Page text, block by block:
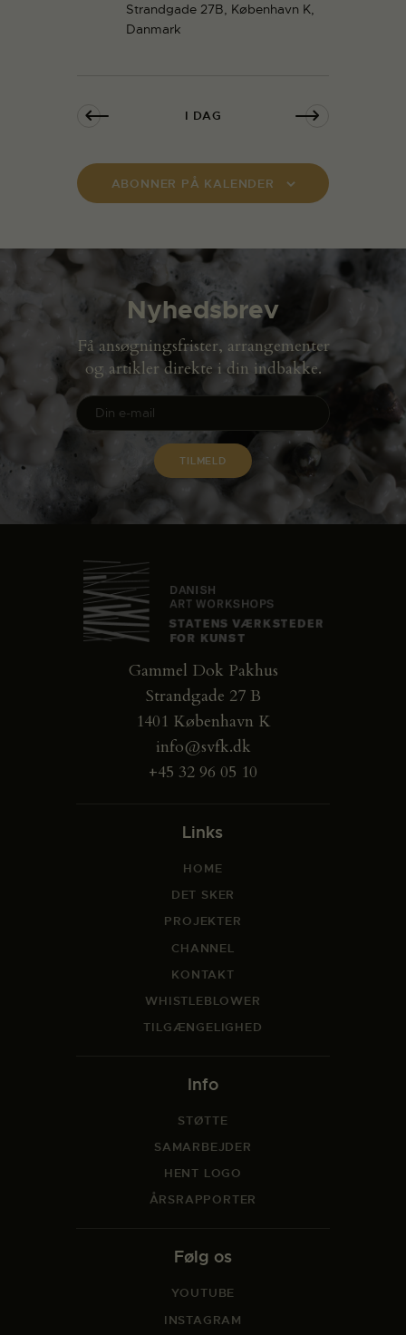
Strandgade 27B, København K,
Danmark
I DAG
ABONNER PÅ KALENDER
Nyhedsbrev
Få ansøgningsfrister, arrangementer
og artikler direkte i din indbakke.
Gammel Dok Pakhus
Strandgade 27 B
1401 København K
info@svfk.dk
+45 32 96 05 10
Links
HOME
DET SKER
PROJEKTER
CHANNEL
KONTAKT
WHISTLEBLOWER
TILGÆNGELIGHED
Info
STØTTE
SAMARBEJDER
HENT LOGO
ÅRSRAPPORTER
Følg os
YOUTUBE
INSTAGRAM